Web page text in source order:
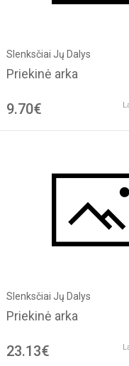
Slenksčiai Jų Dalys
Priekinė arka
9.70€
Slenksčiai Jų Dalys
Priekinė arka
23.13€